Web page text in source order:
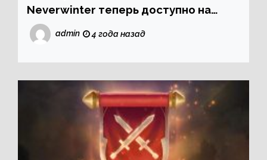
Neverwinter теперь доступно на
Xbox One и PS4
admin 4 года назад